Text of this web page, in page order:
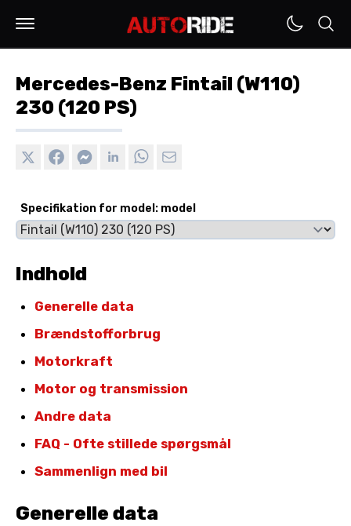
Mercedes-Benz Fintail (W110)
230 (120 PS)
Specifikation for model: model
Indhold
Generelle data
Brændstofforbrug
Motorkraft
Motor og transmission
Andre data
FAQ - Ofte stillede spørgsmål
Sammenlign med bil
Generelle data